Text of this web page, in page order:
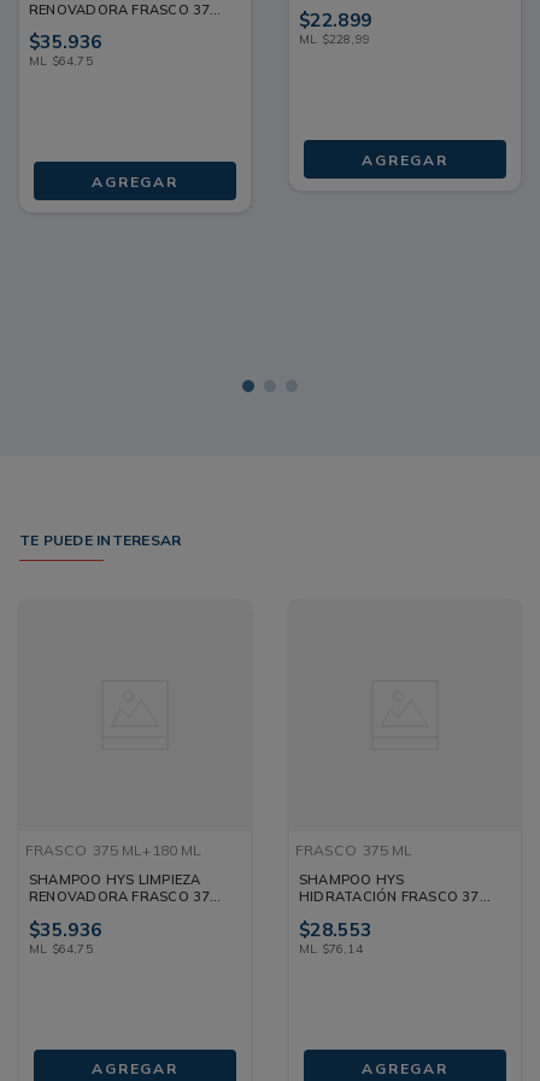
RENOVADORA FRASCO 375
$35.936
ML $64,75
AGREGAR
$22.899
ML $228,99
AGREGAR
TE PUEDE INTERESAR
FRASCO 375 ML+180 ML
SHAMPOO HYS LIMPIEZA
RENOVADORA FRASCO 375
$35.936
ML $64,75
AGREGAR
FRASCO 375 ML
SHAMPOO HYS
HIDRATACIÓN FRASCO 375
$28.553
ML $76,14
AGREGAR